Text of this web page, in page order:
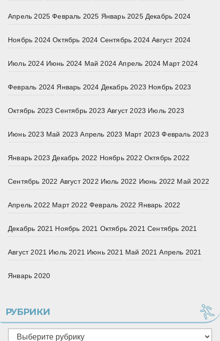
Апрель 2025 Февраль 2025 Январь 2025 Декабрь 2024
Ноябрь 2024 Октябрь 2024 Сентябрь 2024 Август 2024
Июль 2024 Июнь 2024 Май 2024 Апрель 2024 Март 2024
Февраль 2024 Январь 2024 Декабрь 2023 Ноябрь 2023
Октябрь 2023 Сентябрь 2023 Август 2023 Июль 2023
Июнь 2023 Май 2023 Апрель 2023 Март 2023 Февраль 2023
Январь 2023 Декабрь 2022 Ноябрь 2022 Октябрь 2022
Сентябрь 2022 Август 2022 Июль 2022 Июнь 2022 Май 2022
Апрель 2022 Март 2022 Февраль 2022 Январь 2022
Декабрь 2021 Ноябрь 2021 Октябрь 2021 Сентябрь 2021
Август 2021 Июль 2021 Июнь 2021 Май 2021 Апрель 2021
Январь 2020
РУБРИКИ
Рубрики